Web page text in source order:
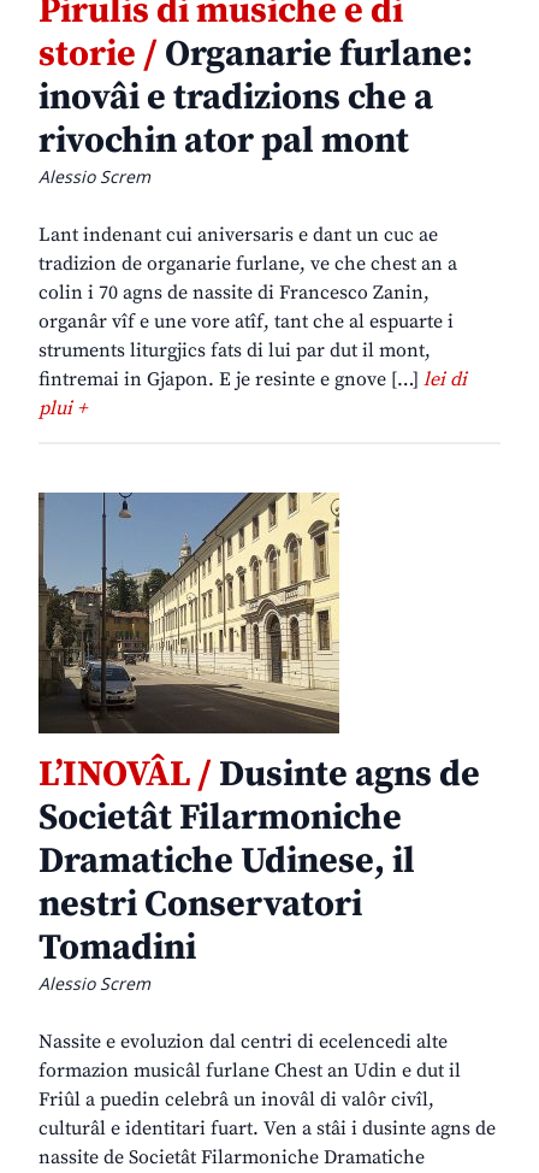
Pirulis di musiche e di
storie /Organarie furlane:
inovâi e tradizions che a
rivochin ator pal mont
Alessio Screm
Lant indenant cui aniversaris e dant un cuc ae
tradizion de organarie furlane, ve che chest an a
colin i 70 agns de nassite di Francesco Zanin,
organâr vîf e une vore atîf, tant che al espuarte i
struments liturgjics fats di lui par dut il mont,
fintremai in Gjapon. E je resinte e gnove […] lei di
plui +
L’INOVÂL /Dusinte agns de
Societât Filarmoniche
Dramatiche Udinese, il
nestri Conservatori
Tomadini
Alessio Screm
Nassite e evoluzion dal centri di ecelencedi alte
formazion musicâl furlane Chest an Udin e dut il
Friûl a puedin celebrâ un inovâl di valôr civîl,
culturâl e identitari fuart. Ven a stâi i dusinte agns de
nassite de Societât Filarmoniche Dramatiche